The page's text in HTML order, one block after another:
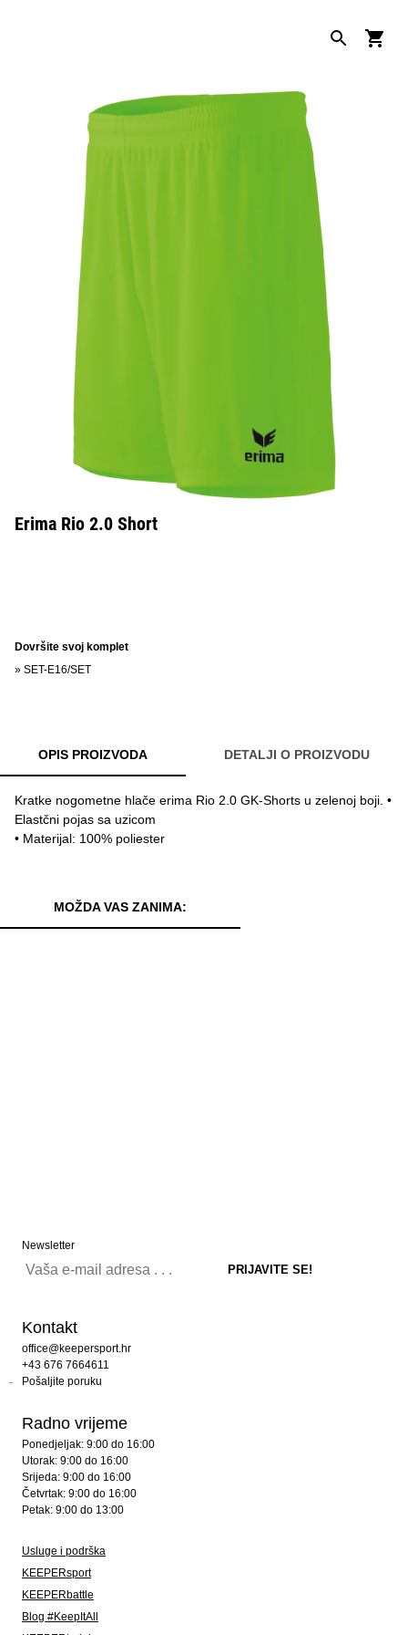
Erima Rio 2.0 Short
Dovršite svoj komplet
» SET-E16/SET
OPIS PROIZVODA DETALJI O PROIZVODU
Kratke nogometne hlače erima Rio 2.0 GK-Shorts u zelenoj boji. •
Elastčni pojas sa uzicom
• Materijal: 100% poliester
MOŽDA VAS ZANIMA:
Newsletter
Kontakt
office@keepersport.hr
+43 676 7664611
Pošaljite poruku
Radno vrijeme
Ponedjeljak: 9:00 do 16:00
Utorak: 9:00 do 16:00
Srijeda: 9:00 do 16:00
Četvrtak: 9:00 do 16:00
Petak: 9:00 do 13:00
Usluge i podrška
KEEPERsport
KEEPERbattle
Blog #KeepItAll